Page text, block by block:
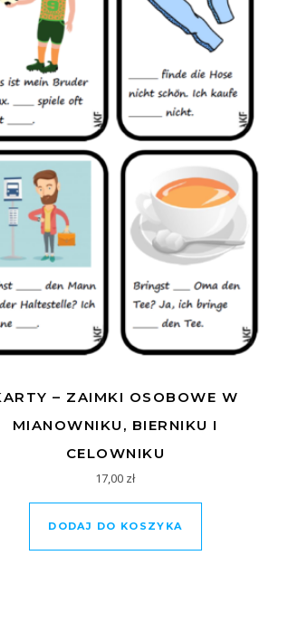
– ZAIMKI OSOBOWE W
MIANOWNIKU, BIERNIKU I
CELOWNIKU
17,00 zł
DODAJ DO KOSZYKA